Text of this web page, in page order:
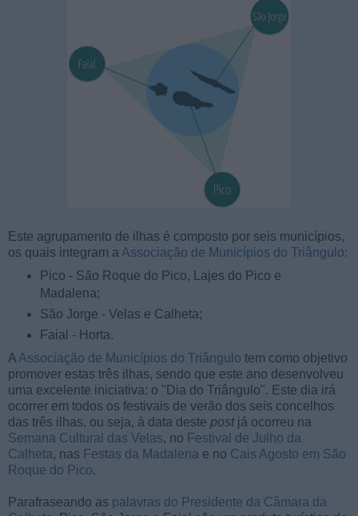
Este agrupamento de ilhas é composto por seis municípios,
os quais integram aAssociação de Municípios do Triângulo:
Pico - São Roque do Pico, Lajes do Pico e
Madalena;
São Jorge - Velas e Calheta;
Faial - Horta.
A Associação de Municípios do Triângulo tem como objetivo
promover estas três ilhas, sendo que este ano desenvolveu
uma excelente iniciativa: o "Dia do Triângulo". Este dia irá
ocorrer em todos os festivais de verão dos seis concelhos
das três ilhas, ou seja, à data deste postjá ocorreu na
Semana Cultural das Velas, no Festival de Julho da
Calheta, nas Festas da Madalena e no Cais Agosto em São
Roque do Pico.
Parafraseando as palavras do Presidente da Câmara da